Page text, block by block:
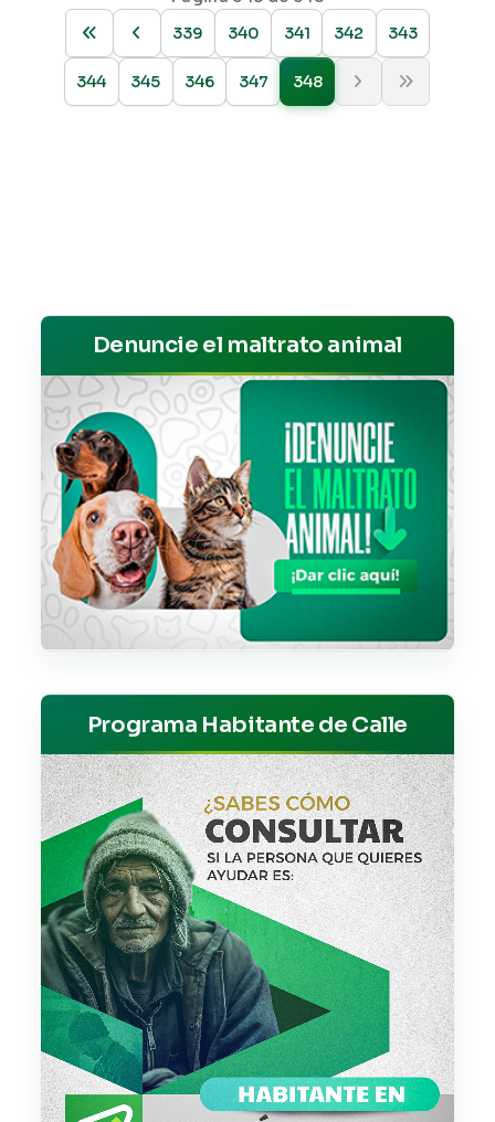
339
340 341 342 343
344 345 346 347 348
Denuncie el maltrato animal
Programa Habitante de Calle